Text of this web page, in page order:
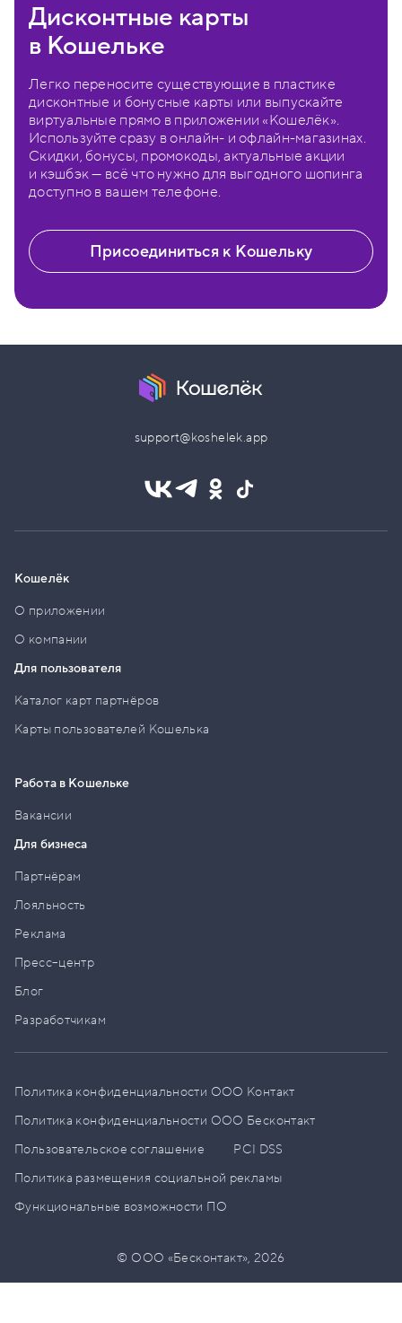
Дисконтные карты
в Кошельке
Легко переносите существующие в пластике
дисконтные и бонусные карты или выпускайте
виртуальные прямо в приложении «Кошелёк».
Используйте сразу в онлайн- и офлайн-магазинах.
Скидки, бонусы, промокоды, актуальные акции
и кэшбэк — всё что нужно для выгодного шопинга
доступно в вашем телефоне.
Присоединиться к Кошельку
support@koshelek.app
Кошелёк
О приложении
О компании
Для пользователя
Каталог карт партнёров
Карты пользователей Кошелька
Работа в Кошельке
Вакансии
Для бизнеса
Партнёрам
Лояльность
Реклама
Пресс–центр
Блог
Разработчикам
Политика конфиденциальности ООО Контакт
Политика конфиденциальности ООО Бесконтакт
Пользовательское соглашение
PCI DSS
Политика размещения социальной рекламы
Функциональные возможности ПО
© ООО «Бесконтакт»,2026